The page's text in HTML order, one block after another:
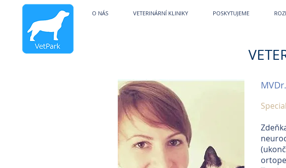
O NÁS VETERINÁRNÍ KLINIKY POSKYTUJEME